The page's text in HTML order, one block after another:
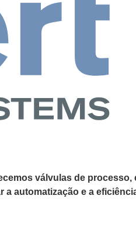
válvulas de processo,
automatização e a